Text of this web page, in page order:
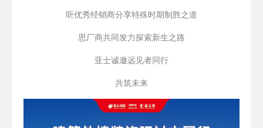
听优秀经销商分享特殊时期制胜之道
思厂商共同发力探索新生之路
亚士诚邀远见者同行
共筑未来